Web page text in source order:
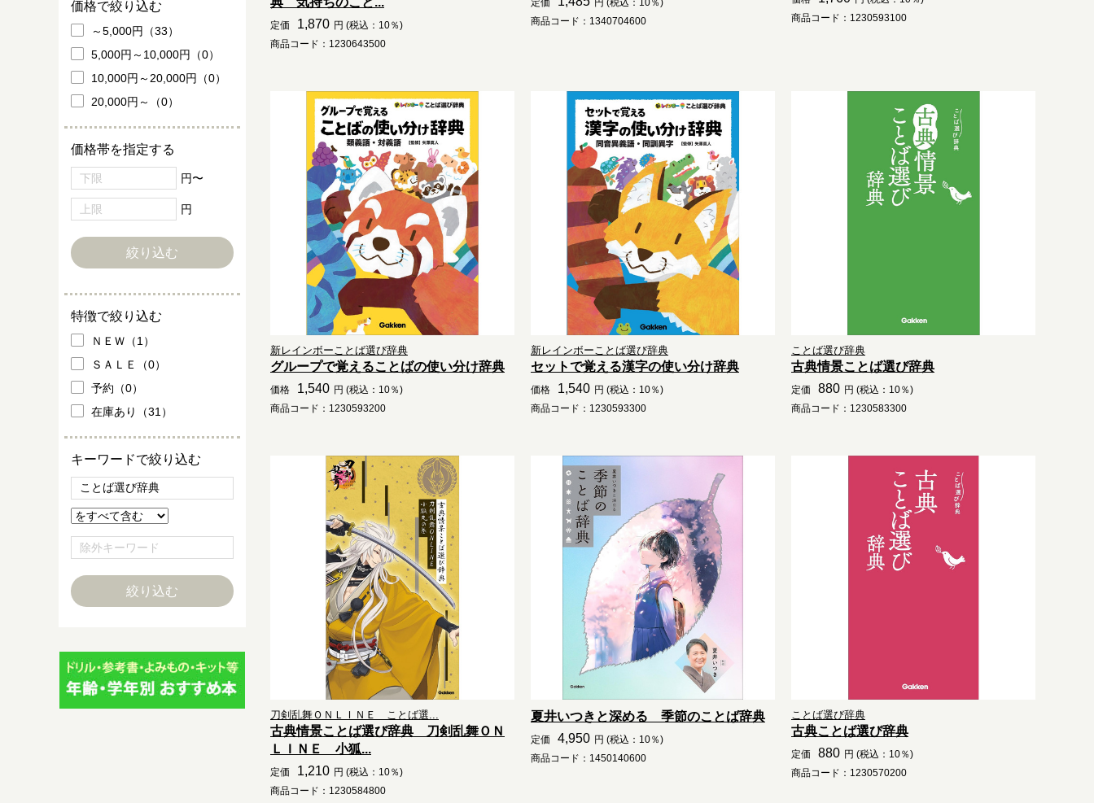
定価 1,870 円 (税込：10％)
商品コード：1230643500
定価
円 (税込：10％)
商品コード：1340704600
商品コード：1230593100
新レインボーことば選び辞典
グループで覚えることばの使い分け辞典
価格 1,540 円 (税込：10％)
商品コード：1230593200
新レインボーことば選び辞典
セットで覚える漢字の使い分け辞典
価格 1,540 円 (税込：10％)
商品コード：1230593300
ことば選び辞典
古典情景ことば選び辞典
定価 880 円 (税込：10％)
商品コード：1230583300
刀剣乱舞ＯＮＬＩＮＥ ことば選...
古典情景ことば選び辞典 刀剣乱舞ＯＮ
ＬＩＮＥ 小狐...
定価 1,210 円 (税込：10％)
商品コード：1230584800
夏井いつきと深める 季節のことば辞典
定価 4,950 円 (税込：10％)
商品コード：1450140600
ことば選び辞典
古典ことば選び辞典
定価 880 円 (税込：10％)
商品コード：1230570200
価格で絞り込む
～5,000円（33）
5,000円～10,000円（0）
10,000円～20,000円（0）
20,000円～（0）
価格帯を指定する
円〜
円
特徴で絞り込む
ＮＥＷ（1）
ＳＡＬＥ（0）
予約（0）
在庫あり（31）
キーワードで絞り込む